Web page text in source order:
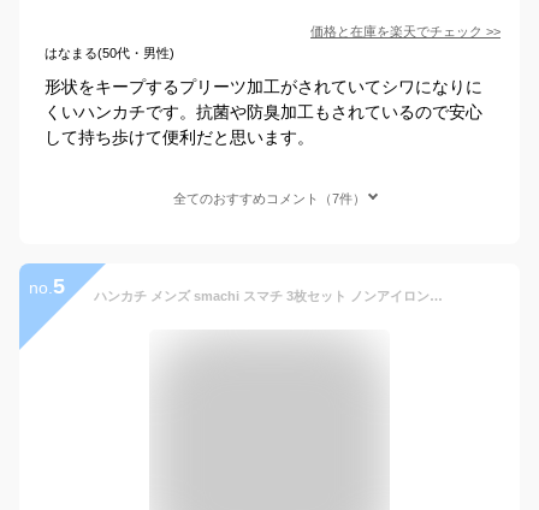
価格と在庫を楽天でチェック >>
はなまる(50代・男性)
形状をキープするプリーツ加工がされていてシワになりに
くいハンカチです。抗菌や防臭加工もされているので安心
して持ち歩けて便利だと思います。
全てのおすすめコメント（7件）
no. 5 ハンカチ メンズ smachi スマチ 3枚セット ノンアイロンハンカチ ハンカチーフ 日本製 約25cm×25cm ポケットチーフ プレゼント ギフト お返し 贈り物 お祝い 父の日 敬老の日 国産 今治産 吸水速乾 吸水 速乾 サステナブル 福袋